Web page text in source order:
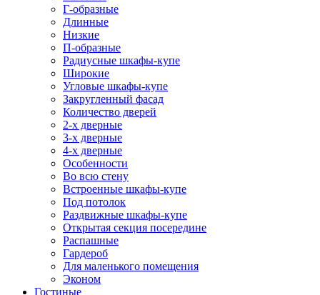
Г-образные
Длинные
Низкие
П-образные
Радиусные шкафы-купе
Широкие
Угловые шкафы-купе
Закругленный фасад
Количество дверей
2-х дверные
3-х дверные
4-х дверные
Особенности
Во всю стену
Встроенные шкафы-купе
Под потолок
Раздвижные шкафы-купе
Открытая секция посередине
Распашные
Гардероб
Для маленького помещения
Эконом
Гостиные